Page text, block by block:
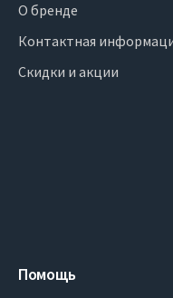
О бренде
Контактная
Скидки и акции
Помощь